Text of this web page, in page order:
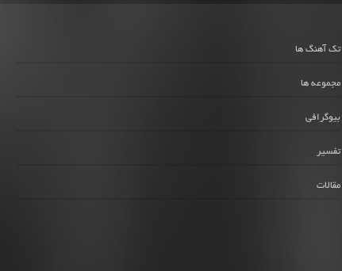
تک آهنگ ها
مجموعه ها
بیوگرافی
تفسیر
مقالات